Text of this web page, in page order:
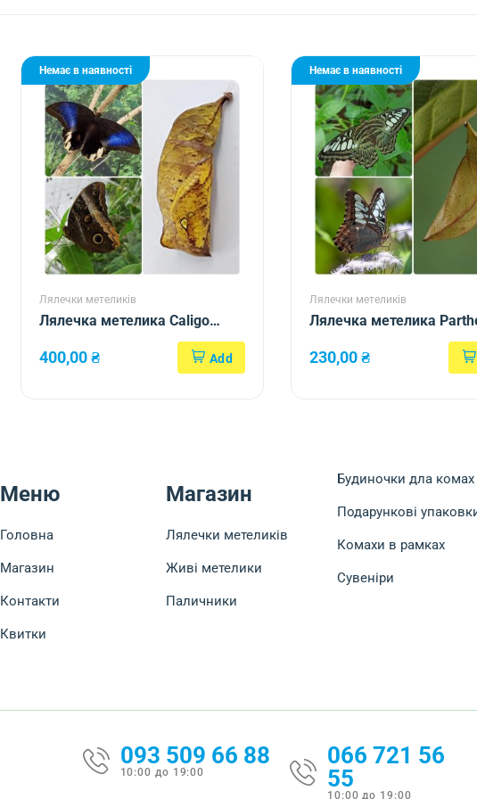
Немає в наявності
Лялечки метеликів
Лялечка метелика Caligo
400,00₴
Немає в наявності
Лялечки метеликів
Лялечка метелика
230,00₴
Меню
Головна
Магазин
Контакти
Квитки
Магазин
Лялечки метеликів
Живі метелики
Паличники
Будиночки дла комах
Подарункові
Комахи в рамках
Сувеніри
093 509 66 88
10:00 до 19:00
066 721 56
55
10:00 до 19:00